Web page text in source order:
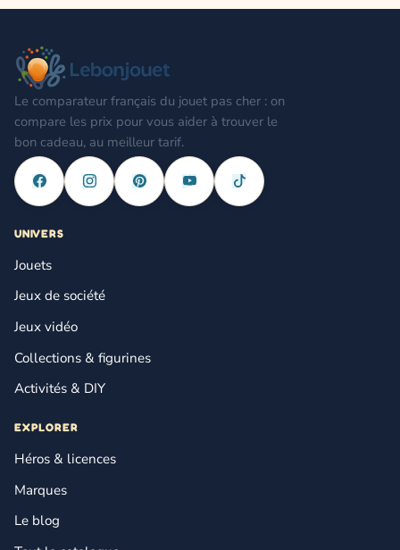
Le comparateur français du jouet pas cher : on
compare les prix pour vous aider à trouver le
bon cadeau, au meilleur tarif.
UNIVERS
Jouets
Jeux de société
Jeux vidéo
Collections & figurines
Activités & DIY
EXPLORER
Héros & licences
Marques
Le blog